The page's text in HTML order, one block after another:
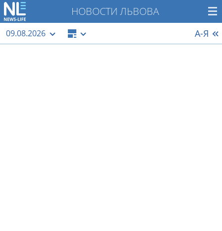
НОВОСТИ ЛЬВОВА
09.08.2026 А-Я